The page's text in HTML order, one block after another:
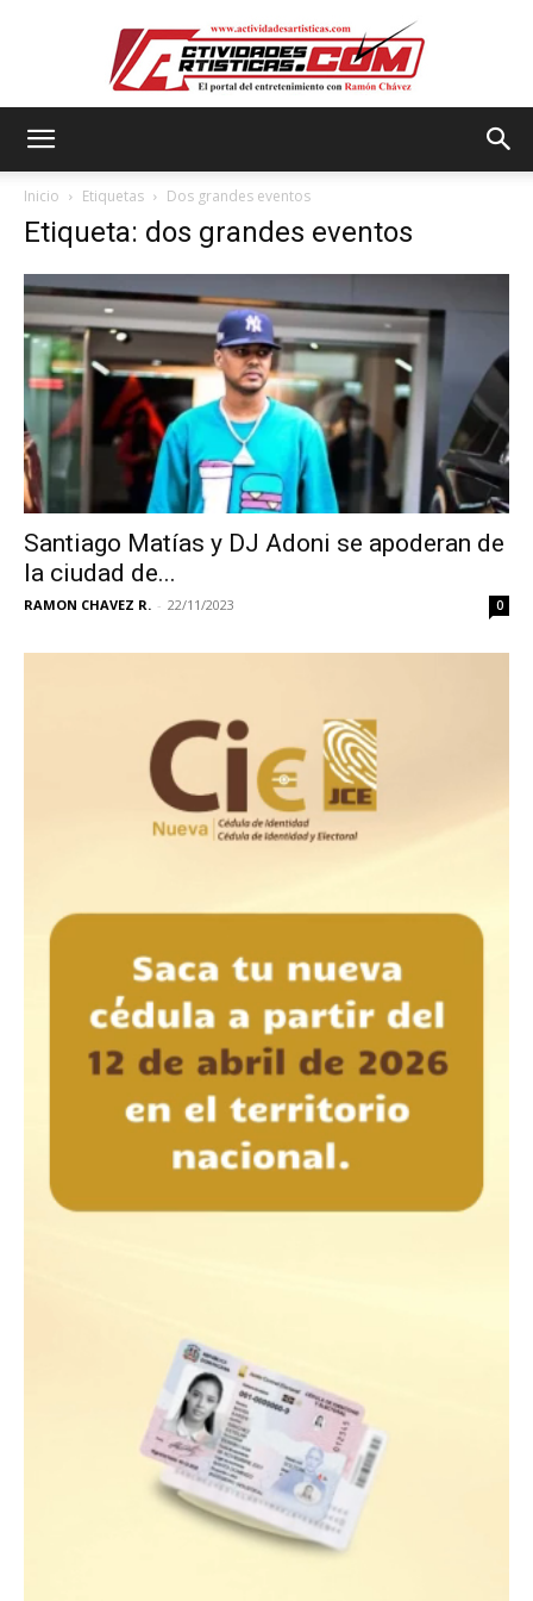
Inicio Etiquetas Dos grandes eventos
Etiqueta: dos grandes eventos
Santiago Matías y DJ Adoni se apoderan de
la ciudad de...
RAMON CHAVEZ R. - 22/11/2023 0